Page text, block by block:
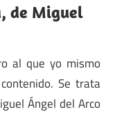
de Miguel
al que yo mismo
Se trata
Ángel del Arco